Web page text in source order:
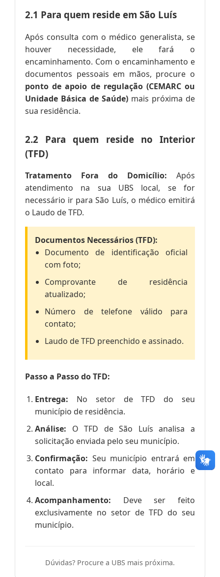
2.1 Para quem reside em São Luís
Após consulta com o médico generalista, se
houver necessidade, ele fará o
encaminhamento. Com o encaminhamento e
documentos pessoais em mãos, procure o
ponto de apoio de regulação (CEMARC ou
Unidade Básica de Saúde) mais próxima de
sua residência.
2.2 Para quem reside no Interior
(TFD)
Tratamento Fora do Domicílio: Após
atendimento na sua UBS local, se for
necessário ir para São Luís, o médico emitirá
o Laudo de TFD.
Documentos Necessários (TFD):
Documento de identificação oficial
com foto;
Comprovante de residência
atualizado;
Número de telefone válido para
contato;
Laudo de TFD preenchido e assinado.
Passo a Passo do TFD:
Entrega: No setor de TFD do seu
município de residência.
Análise: O TFD de São Luís analisa a
solicitação enviada pelo seu município.
Confirmação: Seu município entrará em
contato para informar data, horário e
local.
Acompanhamento: Deve ser feito
exclusivamente no setor de TFD do seu
município.
Dúvidas? Procure a UBS mais próxima.